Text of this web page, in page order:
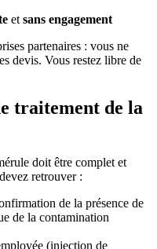
et sans engagement
partenaires : vous ne
devis. Vous restez libre de
traitement de la
doit être complet et
retrouver :
de la présence de
de la contamination
(injection de